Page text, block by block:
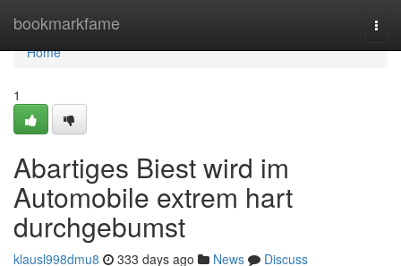
bookmarkfame
Home
Home
1
Abartiges Biest wird im
Automobile extrem hart
durchgebumst
klausl998dmu8 333 days ago News
Discuss